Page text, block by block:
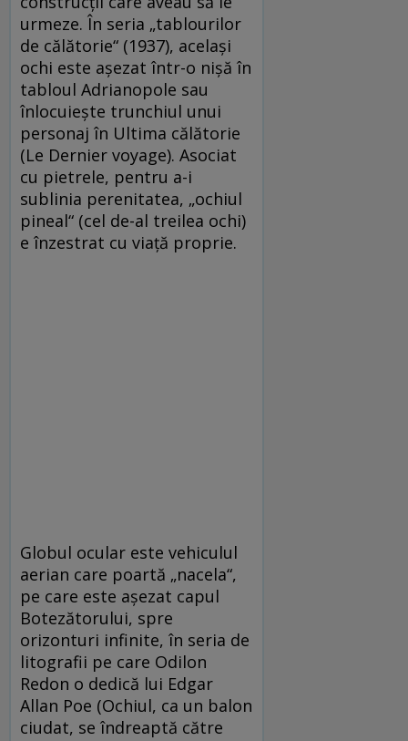
urmeze. În seria „tablourilor
de călătorie“ (1937), același
ochi este așezat într-o nișă în
tabloul Adrianopole sau
înlocuiește trunchiul unui
personaj în Ultima călătorie
(Le Dernier voyage). Asociat
cu pietrele, pentru a-i
sublinia perenitatea, „ochiul
pineal“ (cel de-al treilea ochi)
e înzestrat cu viață proprie.
Globul ocular este vehiculul
aerian care poartă „nacela“,
pe care este așezat capul
Botezătorului, spre
orizonturi infinite, în seria de
litografii pe care Odilon
Redon o dedică lui Edgar
Allan Poe (Ochiul, ca un balon
ciudat, se îndreaptă către